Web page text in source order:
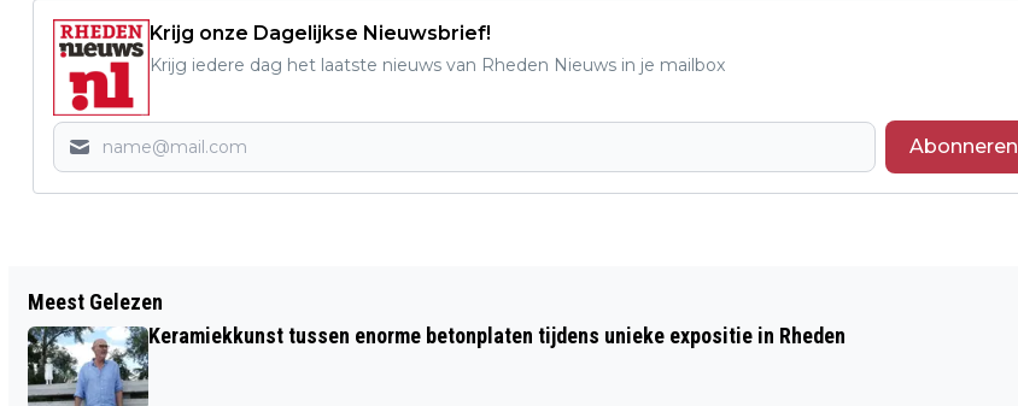
Krijg onze Dagelijkse Nieuwsbrief!
Krijg iedere dag het laatste nieuws van Rheden Nieuws in je mailbox
Abonneren
BOEKENMARKT EN SPEELGOEDBEURS IN
DE ZOOMERIJ DIEREN
WEGGEEFMARKT IN DE STEEG
Meest Gelezen
Keramiekkunst tussen enorme betonplaten tijdens unieke expositie in Rheden